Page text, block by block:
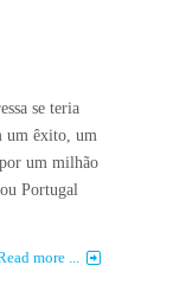
se teria
um êxito, um
um milhão
Portugal
more ...